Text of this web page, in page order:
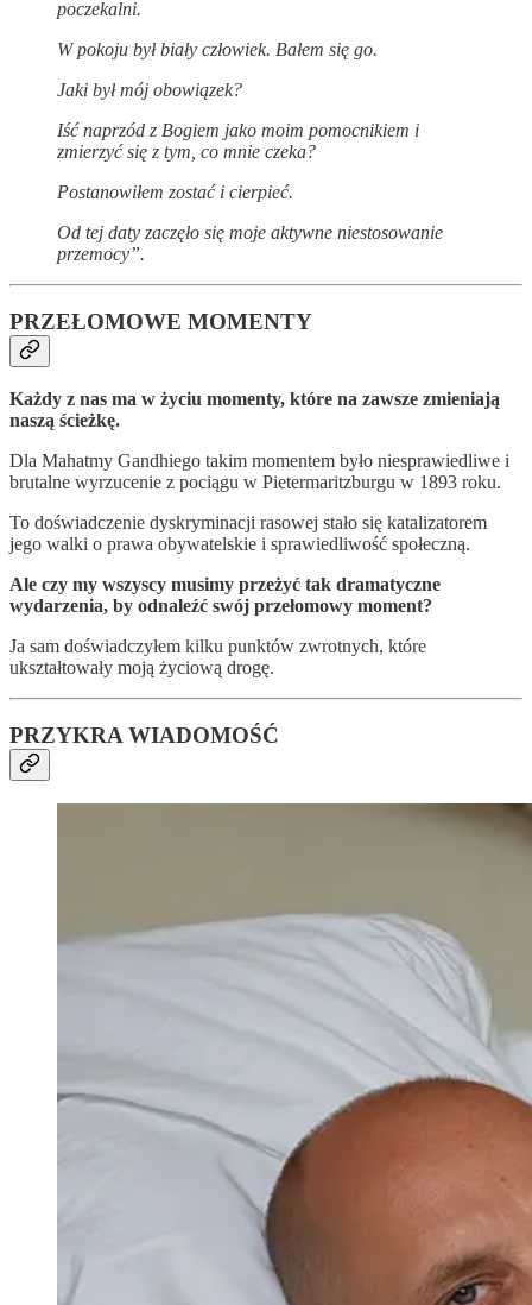
poczekalni.
W pokoju był biały człowiek. Bałem się go.
Jaki był mój obowiązek?
Iść naprzód z Bogiem jako moim pomocnikiem i
zmierzyć się z tym, co mnie czeka?
Postanowiłem zostać i cierpieć.
Od tej daty zaczęło się moje aktywne niestosowanie
przemocy”.
PRZEŁOMOWE MOMENTY
Każdy z nas ma w życiu momenty, które na zawsze zmieniają
naszą ścieżkę.
Dla Mahatmy Gandhiego takim momentem było niesprawiedliwe i
brutalne wyrzucenie z pociągu w Pietermaritzburgu w 1893 roku.
To doświadczenie dyskryminacji rasowej stało się katalizatorem
jego walki o prawa obywatelskie i sprawiedliwość społeczną.
Ale czy my wszyscy musimy przeżyć tak dramatyczne
wydarzenia, by odnaleźć swój przełomowy moment?
Ja sam doświadczyłem kilku punktów zwrotnych, które
ukształtowały moją życiową drogę.
PRZYKRA WIADOMOŚĆ